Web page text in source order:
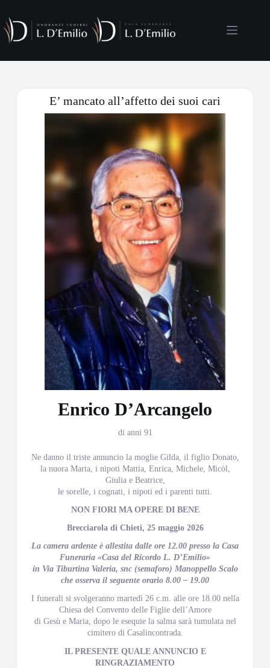
E’ mancato all’affetto dei suoi cari
Enrico D’Arcangelo
di anni 91
Ne danno il triste annuncio la moglie Gilda, il figlio Donato,
la nuora Marta, i nipoti Mattia, Enrica, Michele, Micòl,
Giulia e Beatrice,
le sorelle, i cognati, i nipoti ed i parenti tutti.
NON FIORI MA OPERE DI BENE
Brecciarola di Chieti, 25 maggio 2026
La camera ardente è allestita dalle ore 12.00 presso la Casa
Funeraria «Casa del Ricordo L. D’Emilio»
in Via Tiburtina Valeria, snc (semaforo) Manoppello Scalo
che osserva il seguente orario 8.00 – 19.00
I funerali si svolgeranno martedì 26 c.m. alle ore 18.00 nella
Chiesa del Convento delle Figlie dell’Amore
di Gesù e Maria, dopo le esequie la salma sarà tumulata nel
cimitero di Casalincontrada.
IL PRESENTE QUALE ANNUNCIO E
RINGRAZIAMENTO